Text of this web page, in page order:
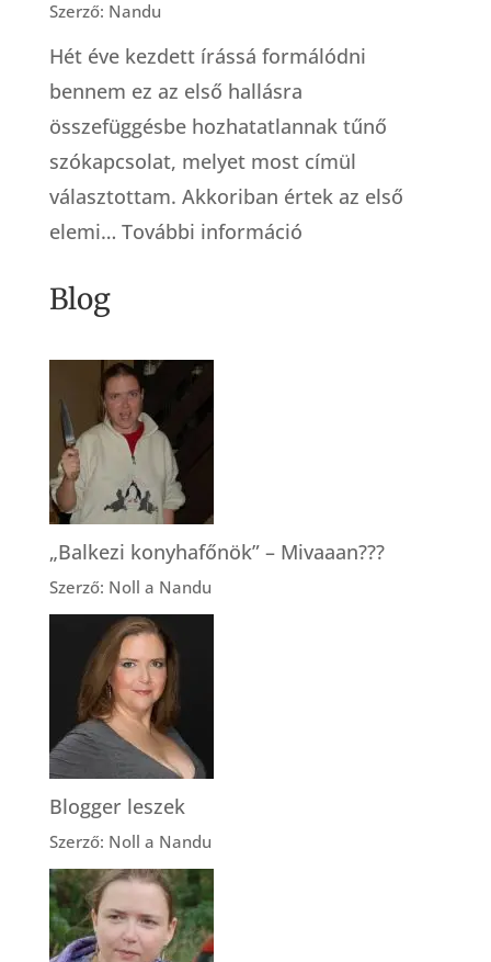
Szerző: Nandu
Hét éve kezdett írássá formálódni
bennem ez az első hallásra
összefüggésbe hozhatatlannak tűnő
szókapcsolat, melyet most címül
választottam. Akkoriban értek az első
elemi… További információ:
Blog
„Balkezi konyhafőnök” – Mivaaan???
Szerző: Noll a Nandu
Blogger leszek
Szerző: Noll a Nandu